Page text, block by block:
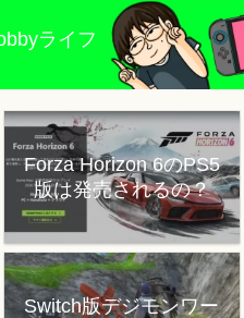
ライフ
Forza Horizon 6のPS5
版は発売されるの？
Switch版デジモンワー